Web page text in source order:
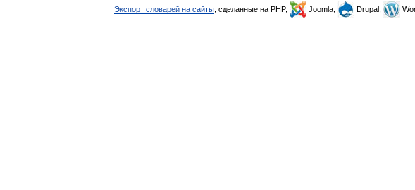
Экспорт словарей на сайты , сделанные на PHP, Joomla, Drupal,